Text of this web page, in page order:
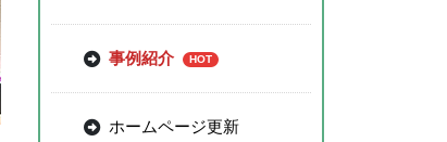
事例紹介
ホームページ更新